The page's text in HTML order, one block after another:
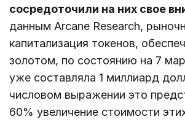
сосредоточили на них свое
данным Arcane Research,
капитализация токенов,
золотом, по состоянию на 7
уже составляла 1 миллиард
числовом выражении это
60% увеличение стоимости